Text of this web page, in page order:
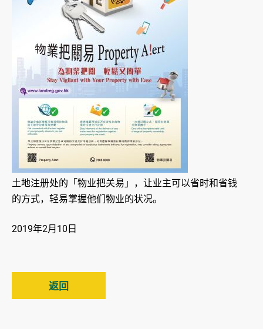
土地注册处的「物业把关易」，让业主可以省时和省钱
的方式，轻易掌握他们物业的状况。
2019年2月10日
返回